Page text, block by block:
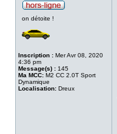
on détoite !
Inscription : Mer Avr 08, 2020
4:36 pm
Message(s) : 145
Ma MCC: M2 CC 2.0T Sport
Dynamique
Localisation: Dreux